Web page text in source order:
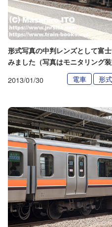
形式写真の中判レンズとして富
みました（写真はモニタリング
2013/01/30 電車 形